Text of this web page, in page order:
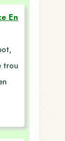
En
trou